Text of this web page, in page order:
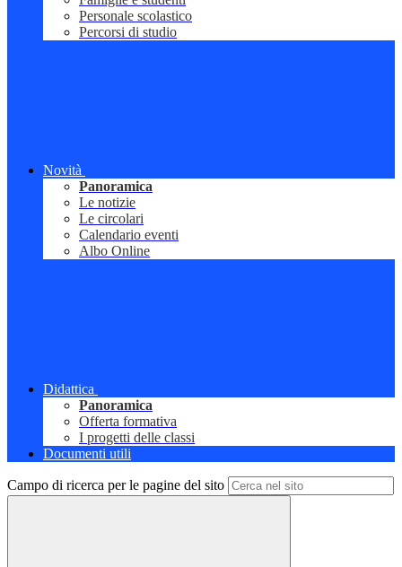
Personale scolastico
Percorsi di studio
Novità
Panoramica
Le notizie
Le circolari
Calendario eventi
Albo Online
Didattica
Panoramica
Offerta formativa
I progetti delle classi
Documenti utili
Campo di ricerca per le pagine del sito